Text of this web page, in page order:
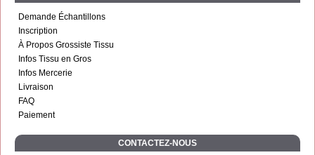
Demande Échantillons
Inscription
À Propos Grossiste Tissu
Infos Tissu en Gros
Infos Mercerie
Livraison
FAQ
Paiement
CONTACTEZ-NOUS